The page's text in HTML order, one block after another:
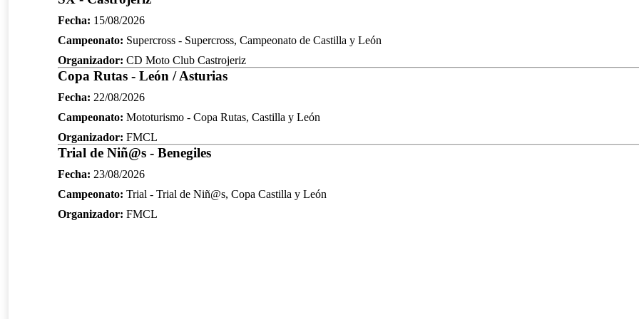
Fecha: 15/08/2026
Campeonato: Supercross - Supercross, Campeonato de Castilla y León
Organizador: CD Moto Club Castrojeriz
Copa Rutas - León / Asturias
Fecha: 22/08/2026
Campeonato: Mototurismo - Copa Rutas, Castilla y León
Organizador: FMCL
Trial de Niñ@s - Benegiles
Fecha: 23/08/2026
Campeonato: Trial - Trial de Niñ@s, Copa Castilla y León
Organizador: FMCL